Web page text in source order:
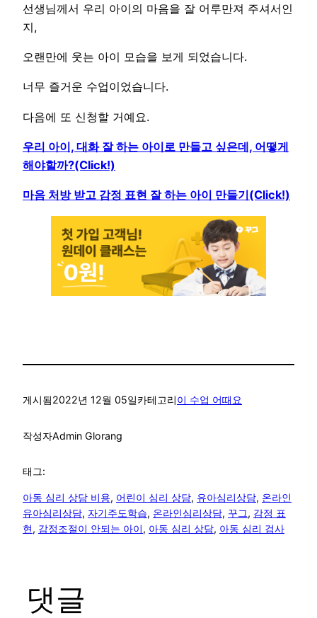
선생님께서 우리 아이의 마음을 잘 어루만져 주셔서인
지,
오랜만에 웃는 아이 모습을 보게 되었습니다.
너무 즐거운 수업이었습니다.
다음에 또 신청할 거예요.
우리 아이, 대화 잘 하는 아이로 만들고 싶은데, 어떻게
해야할까?(Click!)
마음 처방 받고 감정 표현 잘 하는 아이 만들기(Click!)
게시됨2022년 12월 05일카테고리이 수업 어때요
작성자Admin Glorang
태그:
아동 심리 상담 비용, 어린이 심리 상담, 유아심리상담, 온라인
유아심리상담, 자기주도학습, 온라인심리상담, 꾸그, 감정 표
현, 감정조절이 안되는 아이, 아동 심리 상담, 아동 심리 검사
댓글